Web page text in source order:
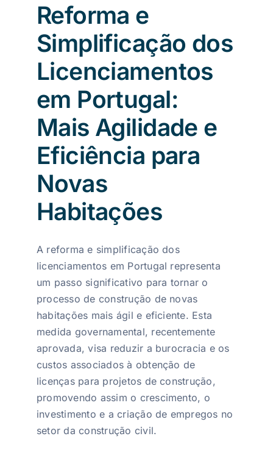
Reforma e
Simplificação dos
Licenciamentos
em Portugal:
Mais Agilidade e
Eficiência para
Novas
Habitações
A reforma e simplificação dos
licenciamentos em Portugal representa
um passo significativo para tornar o
processo de construção de novas
habitações mais ágil e eficiente. Esta
medida governamental, recentemente
aprovada, visa reduzir a burocracia e os
custos associados à obtenção de
licenças para projetos de construção,
promovendo assim o crescimento, o
investimento e a criação de empregos no
setor da construção civil.